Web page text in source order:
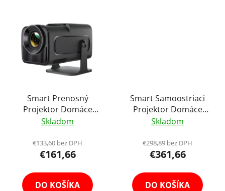
Smart Prenosný
Projektor Domáce
Kino Mobilné 1080P
Premietanie Cinema
Android 11
Skladom
€133,60 bez DPH
€161,66
DO KOŠÍKA
Smart Samoostriaci
Projektor Domáce
Kino Mobilné Full HD
12 Podpora Dolby
Audio Reproduktor
Skladom
€298,89 bez DPH
€361,66
DO KOŠÍKA